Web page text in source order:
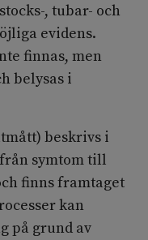
, tubar- och
evidens.
finnas, men
belysas i
beskrivs i
symtom till
finns framtaget
kan
på grund av